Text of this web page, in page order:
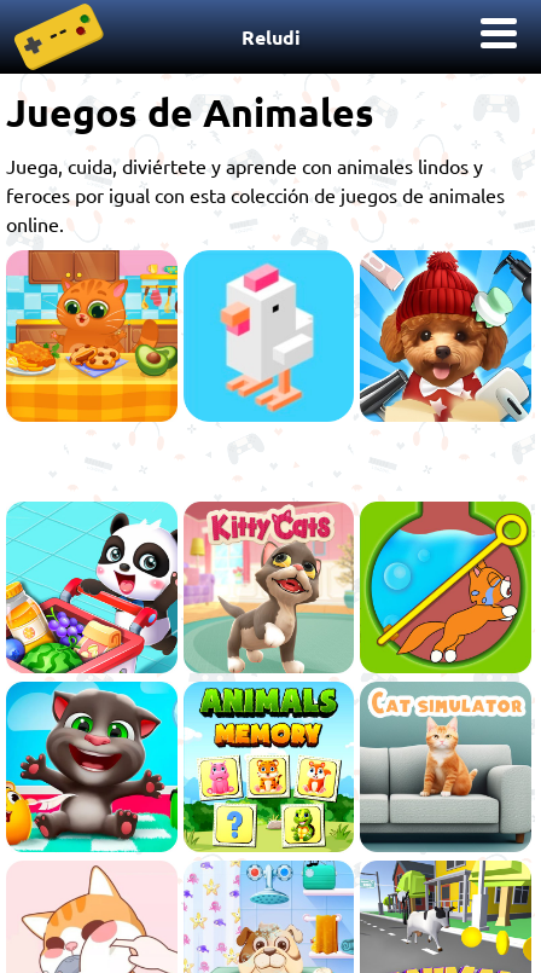
Reludi
Juegos de Animales
Juega, cuida, diviértete y aprende con animales lindos y
feroces por igual con esta colección de juegos de animales
online.